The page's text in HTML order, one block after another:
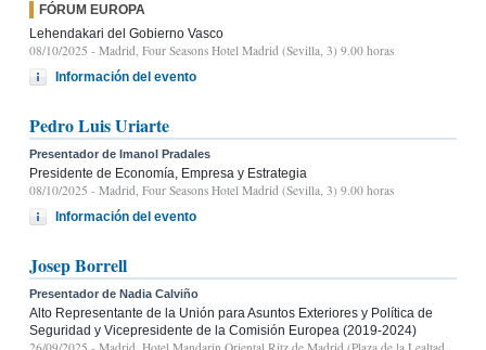
FÓRUM EUROPA
Lehendakari del Gobierno Vasco
08/10/2025 - Madrid, Four Seasons Hotel Madrid (Sevilla, 3) 9.00 horas
Información del evento
Pedro Luis Uriarte
Presentador de Imanol Pradales
Presidente de Economía, Empresa y Estrategia
08/10/2025 - Madrid, Four Seasons Hotel Madrid (Sevilla, 3) 9.00 horas
Información del evento
Josep Borrell
Presentador de Nadia Calviño
Alto Representante de la Unión para Asuntos Exteriores y Política de
Seguridad y Vicepresidente de la Comisión Europea (2019-2024)